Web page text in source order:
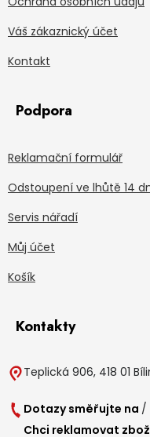
Váš zákaznický účet
Kontakt
Podpora
Reklamační formulář
Odstoupení ve lhůtě 14
Servis nářadí
Můj účet
Košík
Kontakty
Teplická 906, 418 01
Dotazy směřujte na /
Chci reklamovat